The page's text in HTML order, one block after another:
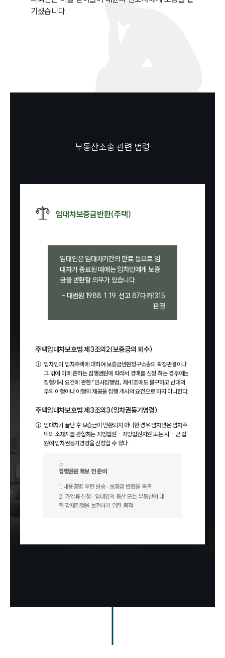
팀소개
고객의 소리
기셨습니다.
부동산소송 관련 법령
임대차보증금반환(주택)
임대인은 임대차기간의 만료 등으로 임
대차가 종료된 때에는 임차인에게 보증
금을 반환할 의무가 있습니다.
- 대법원 1988. 1. 19. 선고 87다카1315
판결
주택임대차보호법 제3조의2(보증금의 회수)
① 임차인이 임차주택에 대하여 보증금반환청구소송의 확정판결이나
그 밖에 이에 준하는 집행권원에 따라서 경매를 신청 하는 경우에는
집행개시 요건에 관한 「민사집행법」 제41조에도 불구하고 반대의
무의 이행이나 이행의 제공을 집행 개시의 요건으로 하지 아니한다.
주택임대차보호법 제3조의3(임차권등기명령)
① 임대차가 끝난 후 보증금이 반환되지 아니한 경우 임차인은 임차주
택의 소재지를 관할하는 지방법원ㆍ지방법원지원 또는 시ㆍ군 법
원에 임차권등기명령을 신청할 수 있다.
집행권원 확보 전 준비
1. 내용증명 우편 발송 : 보증금 반환을 독촉
2. 가압류 신청 : 임대인의 동산 또는 부동산에 대
한 강제집행을 보전하기 위한 목적